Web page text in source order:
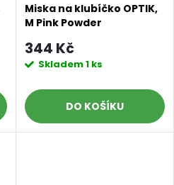
Miska na klubíčko OPTIK,
M Pink Powder
344 Kč
Skladem1 ks
DO KOŠÍKU